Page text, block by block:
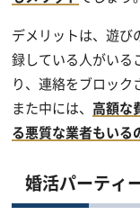
デメリットは、遊び
録している人がいる
り、連絡をブロック
また中には、 高額な
る悪質な業者もいる
婚活パーティ